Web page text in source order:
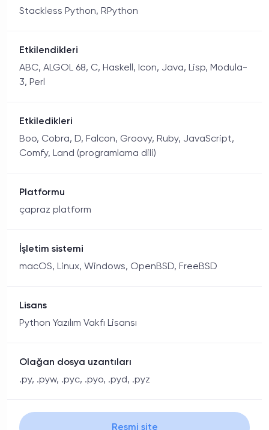
Stackless Python, RPython
Etkilendikleri
ABC, ALGOL 68, C, Haskell, Icon, Java, Lisp, Modula-
3, Perl
Etkiledikleri
Boo, Cobra, D, Falcon, Groovy, Ruby, JavaScript,
Comfy, Land (programlama dili)
Platformu
çapraz platform
İşletim sistemi
macOS, Linux, Windows, OpenBSD, FreeBSD
Lisans
Python Yazılım Vakfı Lisansı
Olağan dosya uzantıları
.py, .pyw, .pyc, .pyo, .pyd, .pyz
Resmi site